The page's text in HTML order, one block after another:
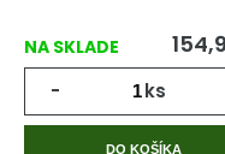
NA SKLADE
- ks
DO KOŠÍKA